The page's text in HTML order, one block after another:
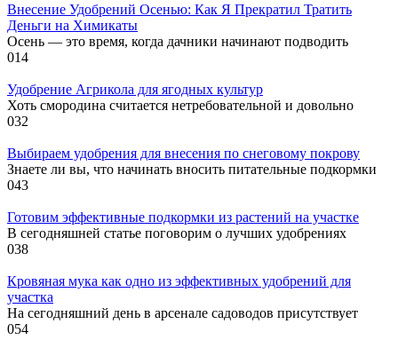
Внесение Удобрений Осенью: Как Я Прекратил Тратить
Деньги на Химикаты
Осень — это время, когда дачники начинают подводить
014
Удобрение Агрикола для ягодных культур
Хоть смородина считается нетребовательной и довольно
032
Выбираем удобрения для внесения по снеговому покрову
Знаете ли вы, что начинать вносить питательные подкормки
043
Готовим эффективные подкормки из растений на участке
В сегодняшней статье поговорим о лучших удобрениях
038
Кровяная мука как одно из эффективных удобрений для
участка
На сегодняшний день в арсенале садоводов присутствует
054